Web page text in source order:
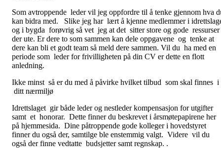
Som avtroppende leder vil jeg oppfordre til å tenke gjennom hva
kan bidra med. Slike jeg har lært å kjenne medlemmer i
og i bygda forøvrig så vet jeg at det sitter store og gode ressurser
der ute. Er dere to som sammen kan dele oppgavene og tenke at
dere kan bli et godt team så meld dere sammen. Vil du ha med en
periode som leder for frivilligheten på din CV er dette en flott
anledning.
Ikke minst så er du med å påvirke hvilket tilbud som skal finnes i
ditt nærmiljø
Idrettslaget gir både leder og nestleder kompensasjon for utgifter
samt et honorar. Dette finner du beskrevet i årsmøtepapirene her
på hjemmesida. Dine påtroppende gode kolleger i hovedstyret
finner du også der, samtilge ble enstemmig valgt. Videre vil du
også der finne vedtatte budsjetter samt regnskap. .